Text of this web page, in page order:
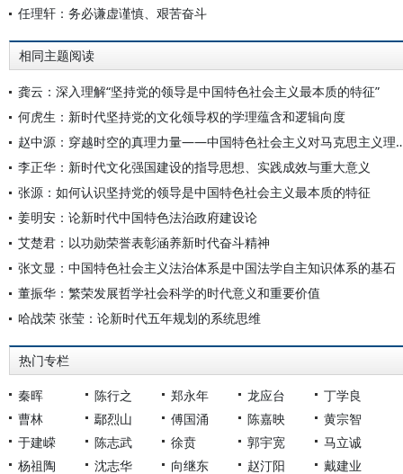
任理轩：务必谦虚谨慎、艰苦奋斗
相同主题阅读
龚云：深入理解“坚持党的领导是中国特色社会主义最本质的特征”
何虎生：新时代坚持党的文化领导权的学理蕴含和逻辑向度
赵中源：穿越时空的真理力量——中
李正华：新时代文化强国建设的指导思想、实践成效与重大意义
张源：如何认识坚持党的领导是中国特色社会主义最本质的特征
姜明安：论新时代中国特色法治政府建设论
艾楚君：以功勋荣誉表彰涵养新时代奋斗精神
张文显：中国特色社会主义法治体系是中国法学自主知识体系的基石
董振华：繁荣发展哲学社会科学的时代意义和重要价值
哈战荣 张莹：论新时代五年规划的系统思维
热门专栏
秦晖 陈行之 郑永年 龙应台
丁学良
曹林
鄢烈山 傅国涌 陈嘉映
黄宗智
于建嵘
陈志武 徐贲 郭宇宽
马立诚
杨祖陶
沈志华 向继东 赵汀阳 戴建业